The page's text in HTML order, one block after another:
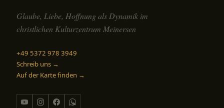
Glaube, Liebe, Hoffnung als Dynamik im
christlichen Kulturzentrum Meinersen
+49 5372 978 3949
Schreib uns →
Auf der Karte finden →